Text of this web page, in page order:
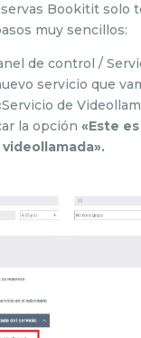
Bookitit solo
muy sencillos:
de control /
servicio que
de
la opción «Este